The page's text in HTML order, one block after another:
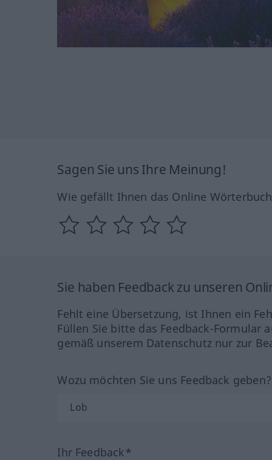
Sagen Sie uns Ihre Meinung!
Wie gefällt Ihnen das Online
Sie haben Feedback zu unseren
Fehlt eine Übersetzung, ist Ihnen ein
Füllen Sie bitte das Feedback-Formular
gemäß unserem Datenschutz nur zur
Wozu möchten Sie uns Feedback
Ihr Feedback*